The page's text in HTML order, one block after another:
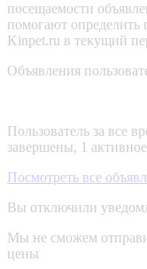
посещаемости
помогают определить
Kinpet.ru в текущий
Объявления
Пользователь за все
завершены, 1
Посмотреть все
Вы отключили
Мы не сможем
цены